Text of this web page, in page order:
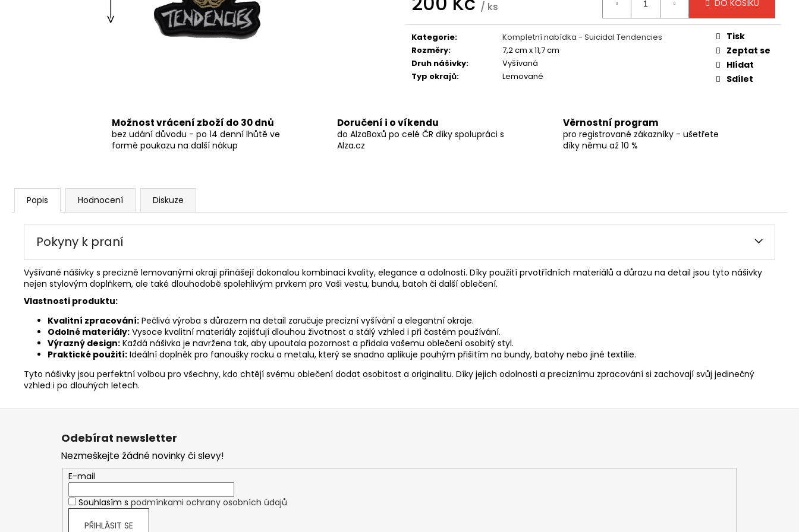
/ ks
cena:
DO KOŠÍKU
Kategorie:
Kompletní nabídka - Suicidal Tendencies
Rozměry:
7,2 cm x 11,7 cm
Druh nášivky:
Vyšívaná
Typ okrajů: Lemované
Tisk
Zeptat se
Hlídat
Sdílet
Možnost vrácení zboží do 30 dnů
bez udání důvodu - po 14 denní lhůtě ve
formě poukazu na další nákup
Doručení i o víkendu
do AlzaBoxů po celé ČR díky spolupráci s
Alza.cz
Věrnostní program
pro registrované zákazníky - ušetřete
díky němu až 10 %
Popis Hodnocení Diskuze
Pokyny k praní
Vyšívané nášivky s precizně lemovanými okraji přinášejí dokonalou kombinaci kvality, elegance a odolnosti. Díky použití prvotřídních materiálů a důrazu na detail jsou tyto nášivky
nejen stylovým doplňkem, ale také dlouhodobě spolehlivým prvkem pro Vaši vestu, bundu, batoh či další oblečení.
Vlastnosti produktu:
Kvalitní zpracování: Pečlivá výroba s důrazem na detail zaručuje precizní vyšívání a elegantní okraje.
Odolné materiály: Vysoce kvalitní materiály zajišťují dlouhou životnost a stálý vzhled i při častém používání.
Výrazný design: Každá nášivka je navržena tak, aby upoutala pozornost a přidala vašemu oblečení osobitý styl.
Praktické použití: Ideální doplněk pro fanoušky rocku a metalu, který se snadno aplikuje pouhým přišitím na bundy, batohy nebo jiné textilie.
Tyto nášivky jsou perfektní volbou pro všechny, kdo chtějí svému oblečení dodat osobitost a originalitu. Díky jejich odolnosti a preciznímu zpracování si zachovají svůj jedinečný
vzhled i po dlouhých letech.
Z
Odebírat newsletter
Nezmeškejte žádné novinky či slevy!
E-mail
Souhlasím s podmínkami ochrany osobních údajů
PŘIHLÁSIT SE